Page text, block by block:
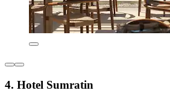
4. Hotel Sumratin